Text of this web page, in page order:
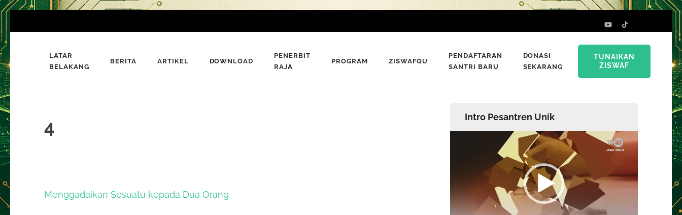
ke
(Tekan
Enter)
Bumi Al-Quran
Sinergi Untuk Kebahagiaan Dunia-Akhirat
LATAR
BELAKANG
BERITA ARTIKEL DOWNLOAD
PENERBIT
RAJA
PROGRAM ZISWAFQU
PENDAFTARAN
SANTRI BARU
DONASI
SEKARANG
TUNAIKAN
ZISWAF
4
Navigasi
Menggadaikan Sesuatu kepada Dua Orang
Intro Pesantren Unik